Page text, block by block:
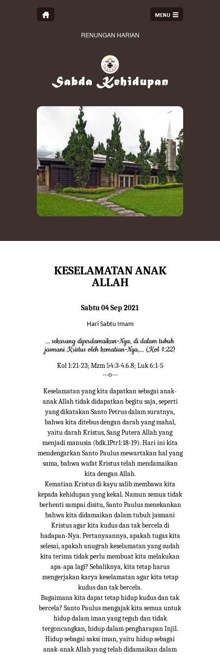
RENUNGAN HARIAN
KESELAMATAN ANAK
ALLAH
Sabtu 04 Sep 2021
Hari Sabtu Imam
... sekarang diperdamaikan-Nya, di dalam tubuh
jasmani Kristus oleh kematian-Nya,... (Kol 1:22)
Kol 1:21-23; Mzm 54:3-4.6.8; Luk 6:1-5
---o---
Keselamatan yang kita dapatkan sebagai anak-
anak Allah tidak didapatkan begitu saja, seperti
yang dikatakan Santo Petrus dalam suratnya,
bahwa kita ditebus dengan darah yang mahal,
yaitu darah Kristus, Sang Putera Allah yang
menjadi manusia (bdk.1Ptr1:18-19). Hari ini kita
mendengarkan Santo Paulus mewartakan hal yang
sama, bahwa wafat Kristus telah mendamaikan
kita dengan Allah.
Kematian Kristus di kayu salib membawa kita
kepada kehidupan yang kekal. Namun semua tidak
berhenti sampai disitu, Santo Paulus menekankan
bahwa kita didamaikan dalam tubuh jasmani
Kristus agar kita kudus dan tak bercela di
hadapan-Nya. Pertanyaannya, apakah tugas kita
selesai, apakah anugrah keselamatan yang sudah
kita terima tidak perlu membuat kita melakukan
apa-apa lagi? Sebaliknya, kita tetap harus
mengerjakan karya keselamatan agar kita tetap
kudus dan tak bercela.
Bagaimana kita dapat tetap hidup kudus dan tak
bercela? Santo Paulus mengajak kita semua untuk
hidup dalam iman yang teguh dan tidak
tergoncangkan, hidup dalam pengharapan Injil.
Hidup sebagai saksi iman, yaitu hidup sebagai
anak-anak Allah yang telah didamaikan dalam